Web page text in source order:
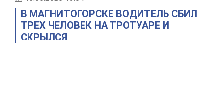
В МАГНИТОГОРСКЕ ВОДИТЕЛЬ СБИЛ
ТРЕХ ЧЕЛОВЕК НА ТРОТУАРЕ И
СКРЫЛСЯ